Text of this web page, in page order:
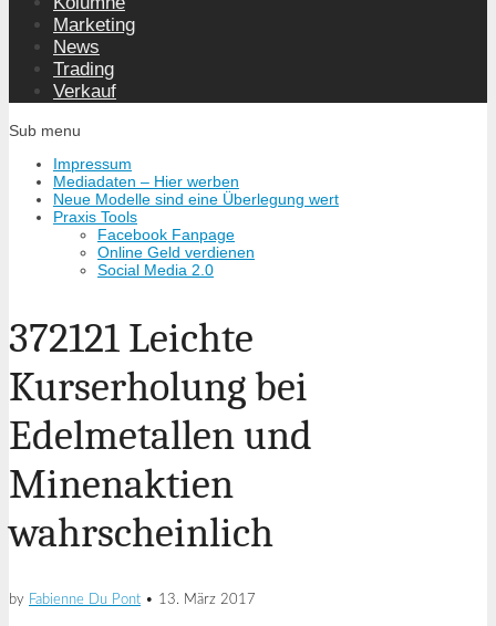
Marketing
News
Trading
Verkauf
Sub menu
Impressum
Mediadaten – Hier werben
Neue Modelle sind eine Überlegung wert
Praxis Tools
Facebook Fanpage
Online Geld verdienen
Social Media 2.0
372121 Leichte
Kurserholung bei
Edelmetallen und
Minenaktien
wahrscheinlich
by Fabienne Du Pont • 13. März 2017